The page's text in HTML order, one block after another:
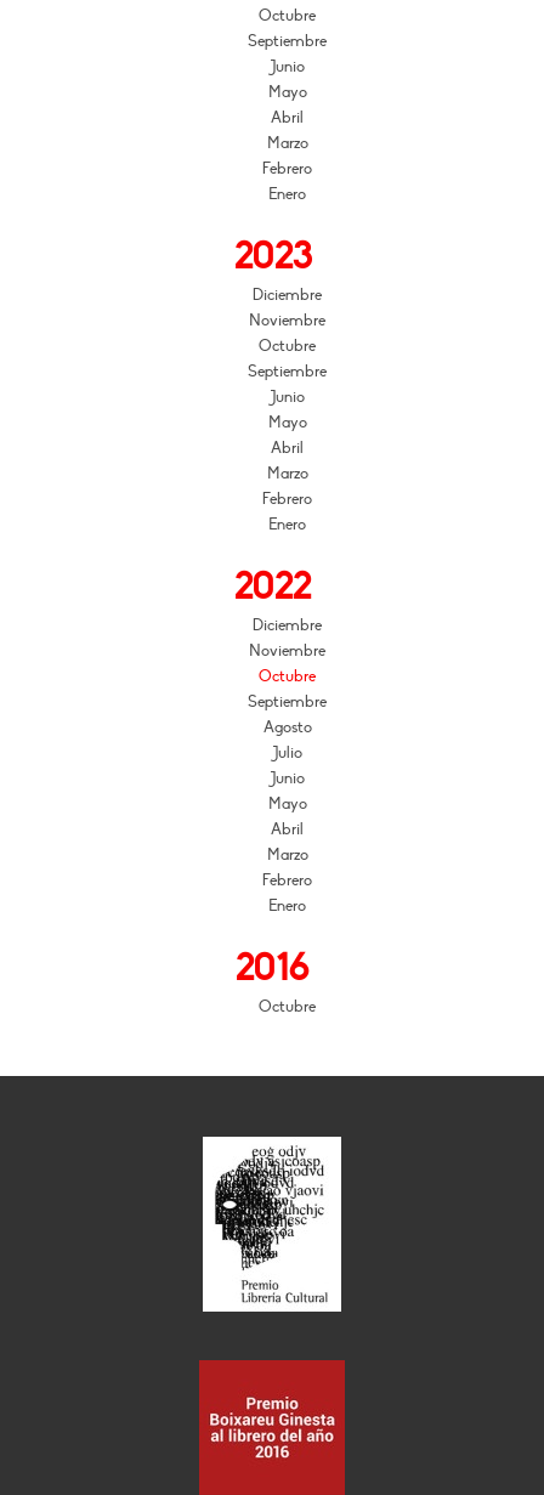
Octubre
Septiembre
Junio
Mayo
Abril
Marzo
Febrero
Enero
2023
Diciembre
Noviembre
Octubre
Septiembre
Junio
Mayo
Abril
Marzo
Febrero
Enero
2022
Diciembre
Noviembre
Octubre
Septiembre
Agosto
Julio
Junio
Mayo
Abril
Marzo
Febrero
Enero
2016
Octubre